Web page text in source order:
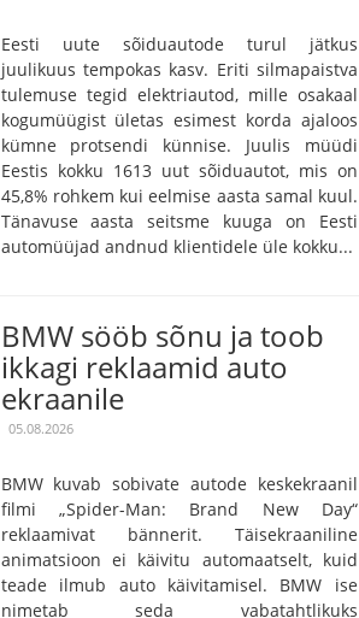
Eesti uute sõiduautode turul jätkus
juulikuus tempokas kasv. Eriti silmapaistva
tulemuse tegid elektriautod, mille osakaal
kogumüügist ületas esimest korda ajaloos
kümne protsendi künnise. Juulis müüdi
Eestis kokku 1613 uut sõiduautot, mis on
45,8% rohkem kui eelmise aasta samal kuul.
Tänavuse aasta seitsme kuuga on Eesti
automüüjad andnud klientidele üle kokku...
BMW sööb sõnu ja toob
ikkagi reklaamid auto
ekraanile
05.08.2026
BMW kuvab sobivate autode keskekraanil
filmi „Spider-Man: Brand New Day“
reklaamivat bännerit. Täisekraaniline
animatsioon ei käivitu automaatselt, kuid
teade ilmub auto käivitamisel. BMW ise
nimetab seda vabatahtlikuks